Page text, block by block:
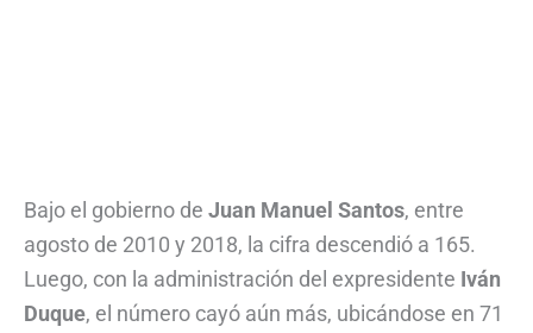
Bajo el gobierno de Juan Manuel Santos, entre
agosto de 2010 y 2018, la cifra descendió a 165.
Luego, con la administración del expresidente Iván
Duque, el número cayó aún más, ubicándose en 71